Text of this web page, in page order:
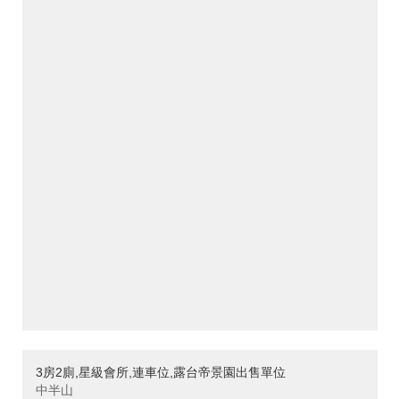
3房2廁,星級會所,連車位,露台帝景園出售單位
中半山